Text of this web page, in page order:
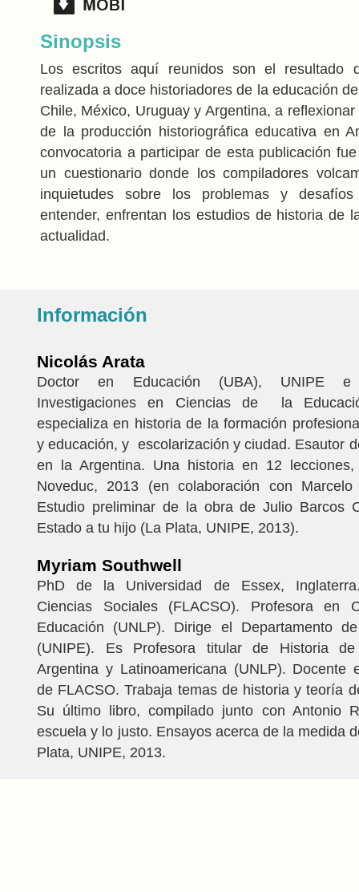
Sinopsis
Los escritos aquí reunidos son el resultado
realizada a doce historiadores de la educación
Chile, México, Uruguay y Argentina, a
de la producción historiográfica educativa en
convocatoria a participar de esta publicación
un cuestionario donde los compiladores
inquietudes sobre los problemas y
entender, enfrentan los estudios de historia de
actualidad.
Información
Nicolás Arata
Doctor en Educación (UBA), UNIPE
Investigaciones en Ciencias de la
especializa en historia de la formación
y educación, y escolarización y ciudad. Esautor
en la Argentina. Una historia en 12 lecciones,
Noveduc, 2013 (en colaboración con
Estudio preliminar de la obra de Julio Barcos
Estado a tu hijo (La Plata, UNIPE, 2013).
Myriam Southwell
PhD de la Universidad de Essex,
Ciencias Sociales (FLACSO). Profesora en
Educación (UNLP). Dirige el Departamento
(UNIPE). Es Profesora titular de Historia
Argentina y Latinoamericana (UNLP). Docente
de FLACSO. Trabaja temas de historia y teoría
Su último libro, compilado junto con Antonio
escuela y lo justo. Ensayos acerca de la medida
Plata, UNIPE, 2013.